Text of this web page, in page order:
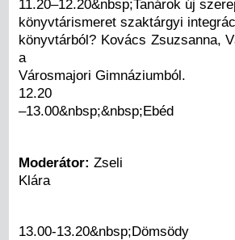
11.20–12.20&nbsp;Tanárok új
könyvtárismeret szaktárgyi
könyvtárból? Kovács Zsuzsanna,
a
Városmajori Gimnáziumból.
12.20
–13.00&nbsp;&nbsp;Ebéd
Moderátor: Zseli
Klára
13.00-13.20&nbsp;Dömsödy